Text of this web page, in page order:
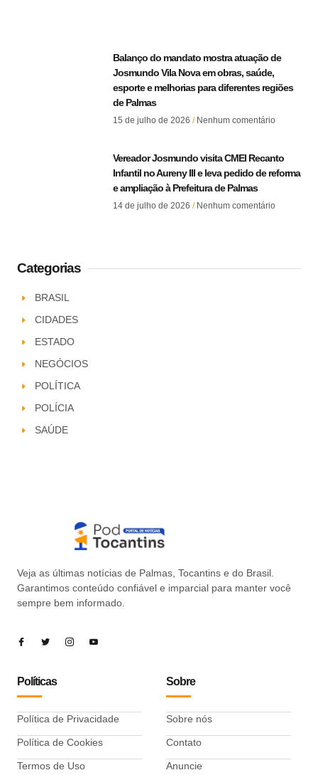
Balanço do mandato mostra atuação de
Josmundo Vila Nova em obras, saúde,
esporte e melhorias para diferentes regiões
de Palmas
15 de julho de 2026 Nenhum comentário
Vereador Josmundo visita CMEI Recanto
Infantil no Aureny III e leva pedido de reforma
e ampliação à Prefeitura de Palmas
14 de julho de 2026 Nenhum comentário
Categorias
BRASIL
CIDADES
ESTADO
NEGÓCIOS
POLÍTICA
POLÍCIA
SAÚDE
Veja as últimas notícias de Palmas, Tocantins e do Brasil.
Garantimos conteúdo confiável e imparcial para manter você
sempre bem informado.
Políticas
Política de Privacidade
Política de Cookies
Termos de Uso
Sobre
Sobre nós
Contato
Anuncie